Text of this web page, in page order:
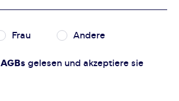
Frau Andere
AGBs gelesen und akzeptiere sie